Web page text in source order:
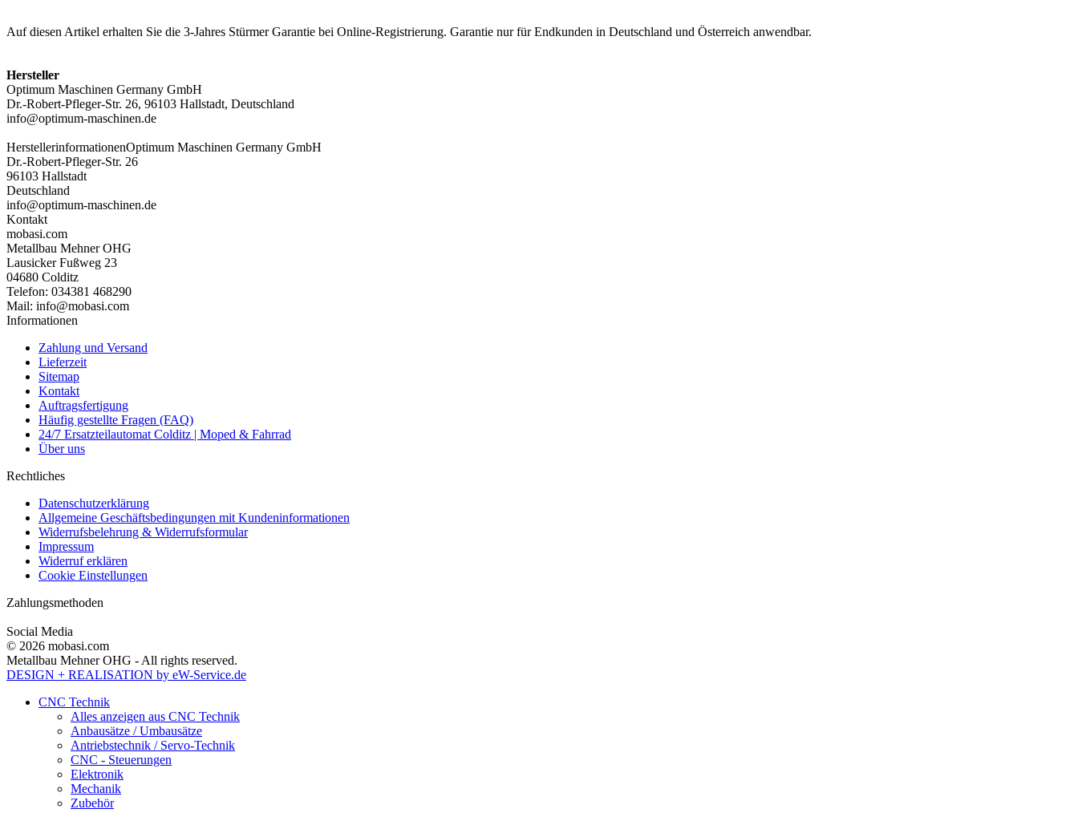
Auf diesen Artikel erhalten Sie die 3-Jahres Stürmer Garantie bei Online-Registrierung. Garantie nur für Endkunden in Deutschland und Österreich anwendbar.
Hersteller
Optimum Maschinen Germany GmbH
Dr.-Robert-Pfleger-Str. 26, 96103 Hallstadt, Deutschland
info@optimum-maschinen.de
HerstellerinformationenOptimum Maschinen Germany GmbH
Dr.-Robert-Pfleger-Str. 26
96103 Hallstadt
Deutschland
info@optimum-maschinen.de
Kontakt
mobasi.com
Metallbau Mehner OHG
Lausicker Fußweg 23
04680 Colditz
Telefon: 034381 468290
Mail: info@mobasi.com
Informationen
Zahlung und Versand
Lieferzeit
Sitemap
Kontakt
Auftragsfertigung
Häufig gestellte Fragen (FAQ)
24/7 Ersatzteilautomat Colditz | Moped & Fahrrad
Über uns
Rechtliches
Datenschutzerklärung
Allgemeine Geschäftsbedingungen mit Kundeninformationen
Widerrufsbelehrung & Widerrufsformular
Impressum
Widerruf erklären
Cookie Einstellungen
Zahlungsmethoden
Social Media
© 2026 mobasi.com
Metallbau Mehner OHG - All rights reserved.
DESIGN + REALISATION by eW-Service.de
CNC Technik
Alles anzeigen aus CNC Technik
Anbausätze / Umbausätze
Antriebstechnik / Servo-Technik
CNC - Steuerungen
Elektronik
Mechanik
Zubehör